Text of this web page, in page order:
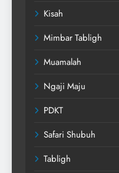
Kisah
Mimbar Tabligh
Muamalah
Ngaji Maju
PDKT
Safari Shubuh
Tabligh